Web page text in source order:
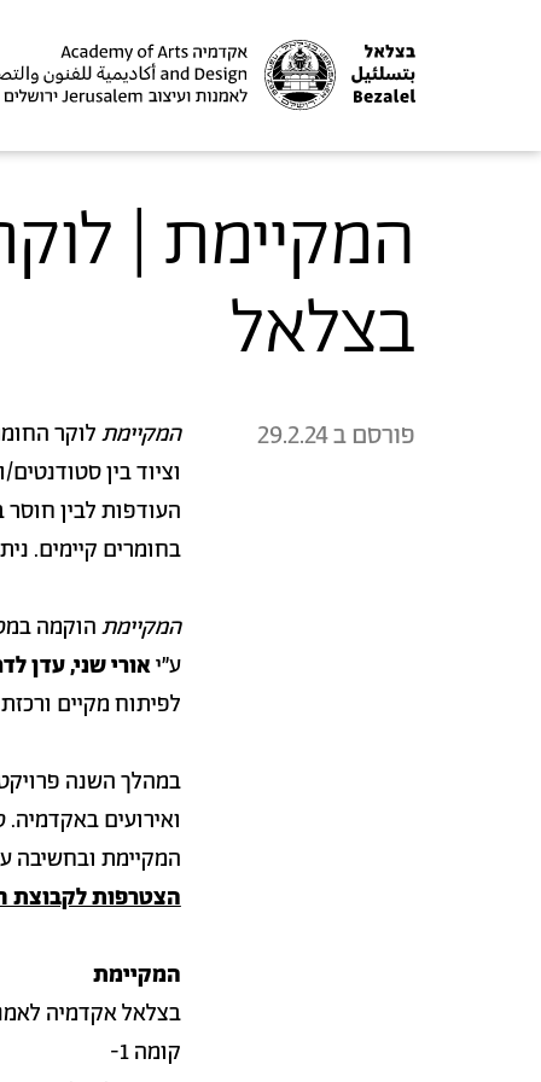
המקיימת |
בצלאל
פורסם ב29.2.24 המקיימתלוקר
וציוד בין
העודפות לבין
בחומרים קיימים.
המקיימתהוקמה
ע"יאורי שני, עדן
לפיתוח מקיים
במהלך השנה
ואירועים
המקיימת ובחשיבה
הצטרפות לקבוצת
המקיימת
בצלאל אקדמיה
קומה 1-